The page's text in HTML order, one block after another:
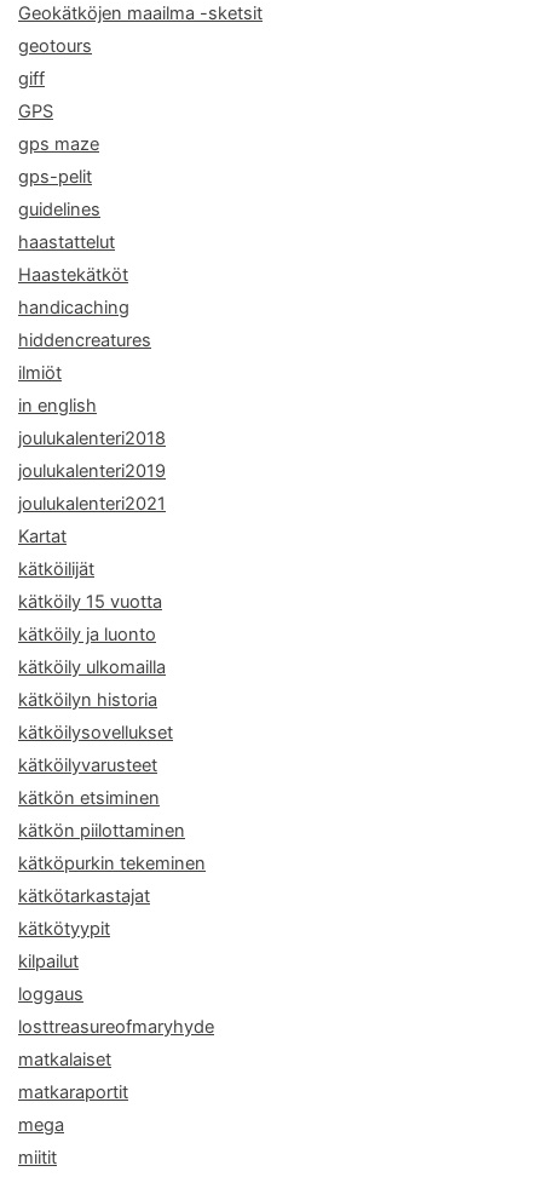
Geokätköjen maailma -sketsit
geotours
giff
GPS
gps maze
gps-pelit
guidelines
haastattelut
Haastekätköt
handicaching
hiddencreatures
ilmiöt
in english
joulukalenteri2018
joulukalenteri2019
joulukalenteri2021
Kartat
kätköilijät
kätköily 15 vuotta
kätköily ja luonto
kätköily ulkomailla
kätköilyn historia
kätköilysovellukset
kätköilyvarusteet
kätkön etsiminen
kätkön piilottaminen
kätköpurkin tekeminen
kätkötarkastajat
kätkötyypit
kilpailut
loggaus
losttreasureofmaryhyde
matkalaiset
matkaraportit
mega
miitit